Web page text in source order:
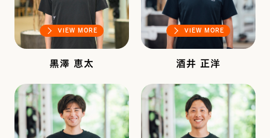
VIEW MORE
黒澤 恵太
VIEW MORE
酒井 正洋